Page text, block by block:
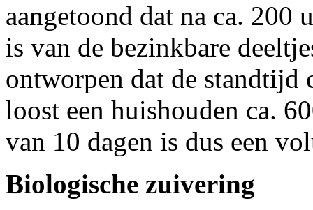
aangetoond dat na ca. 200
is van de bezinkbare
ontworpen dat de standtijd
loost een huishouden ca.
van 10 dagen is dus een
Biologische zuivering